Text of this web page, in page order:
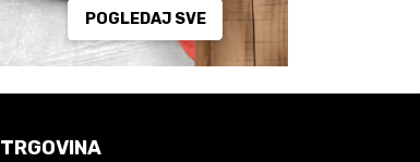
POGLEDAJ SVE
TRGOVINA